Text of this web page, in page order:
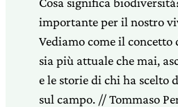
importante per il nostro
Vediamo come il
sia più attuale che mai,
e le storie di chi ha scelto
sul campo. // Tommaso